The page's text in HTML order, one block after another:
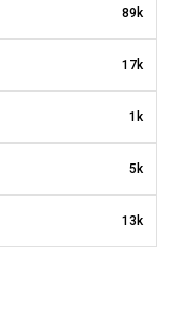
89k
17k
1k
5k
13k